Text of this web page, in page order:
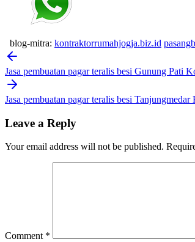
blog-mitra: kontraktorrumahjogja.biz.id
Post
navigation
Jasa pembuatan pagar teralis besi Gunung Pati
Jasa pembuatan pagar teralis besi Tanjungmedar
Leave a Reply
Your email address will not be published.
Comment *